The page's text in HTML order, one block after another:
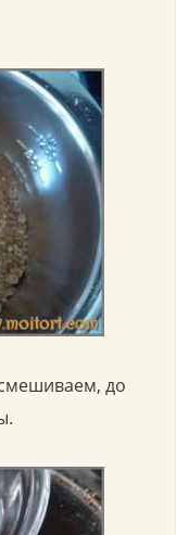
до